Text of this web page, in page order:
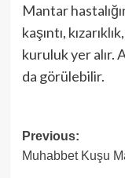
Mantar
kaşıntı,
kuruluk yer alır.
da görülebilir.
Post
Previous:
Muhabbet Kuşu